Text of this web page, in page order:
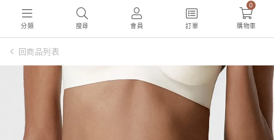
分類 搜尋 會員 訂單
0
購物車
回商品列表